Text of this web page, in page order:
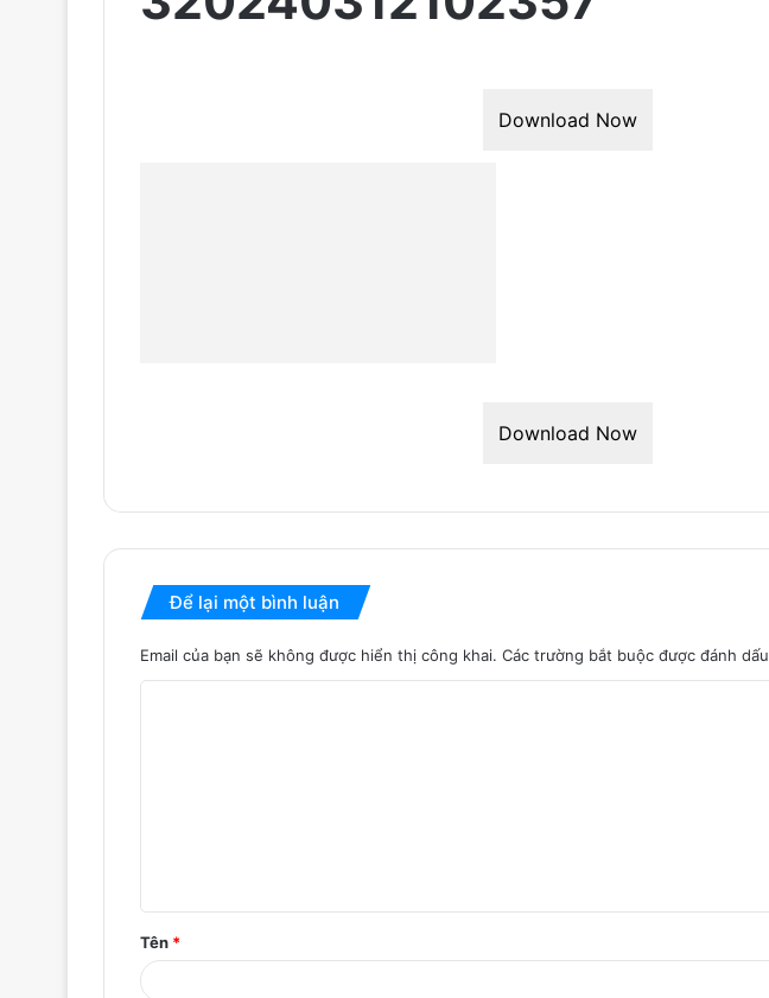
Download Now
Download Now
Để lại một bình luận
Email của bạn sẽ không được hiển thị công khai. Các trường bắt buộc được đánh dấu
ậ
n
*
Tên *